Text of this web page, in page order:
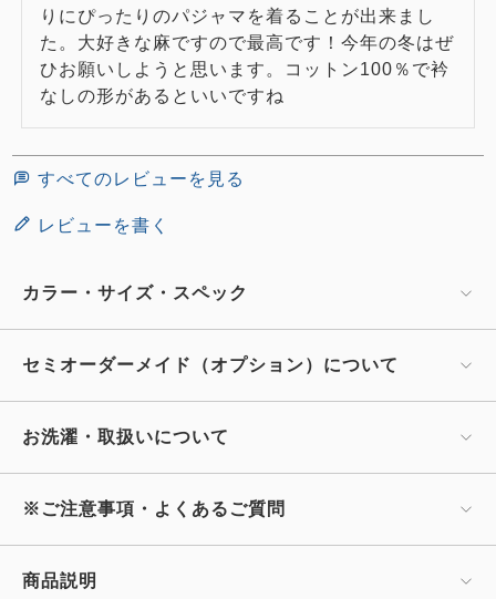
りにぴったりのパジャマを着ることが出来まし
た。大好きな麻ですので最高です！今年の冬はぜ
ひお願いしようと思います。コットン100％で衿
なしの形があるといいですね
すべてのレビューを見る
レビューを書く
カラー・サイズ・スペック
セミオーダーメイド（オプション）について
お洗濯・取扱いについて
※ご注意事項・よくあるご質問
商品説明